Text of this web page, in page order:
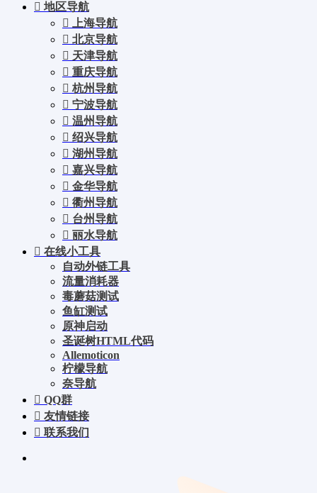
地区导航
上海导航
北京导航
天津导航
重庆导航
杭州导航
宁波导航
温州导航
绍兴导航
湖州导航
嘉兴导航
金华导航
衢州导航
台州导航
丽水导航
在线小工具
自动外链工具
流量消耗器
毒蘑菇测试
鱼缸测试
原神启动
圣诞树HTML代码
Allemoticon
柠檬导航
奈导航
QQ群
友情链接
联系我们